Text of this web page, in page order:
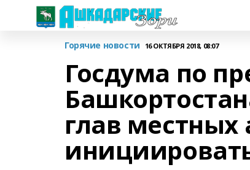
Горячие новости 16 ОКТЯБРЯ 2018, 08:07
Госдума по
глав